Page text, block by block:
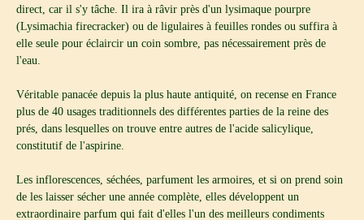
direct, car il s'y tâche. Il ira à râvir près d'un lysimaque pourpre
(Lysimachia firecracker) ou de ligulaires à feuilles rondes ou suffira à
elle seule pour éclaircir un coin sombre, pas nécessairement près de
l'eau.
Véritable panacée depuis la plus haute antiquité, on recense en France
plus de 40 usages traditionnels des différentes parties de la reine des
prés, dans lesquelles on trouve entre autres de l'acide salicylique,
constitutif de l'aspirine.
Les inflorescences, séchées, parfument les armoires, et si on prend soin
de les laisser sécher une année complète, elles développent un
extraordinaire parfum qui fait d'elles l'un des meilleurs condiments